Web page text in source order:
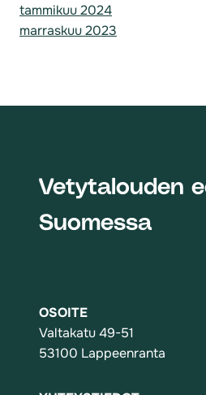
tammikuu 2024
marraskuu 2023
Vetytalouden
Suomessa
OSOITE
Valtakatu 49-51
53100 Lappeenranta